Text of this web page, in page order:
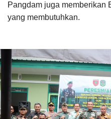
Pangdam juga memberikan
yang membutuhkan.